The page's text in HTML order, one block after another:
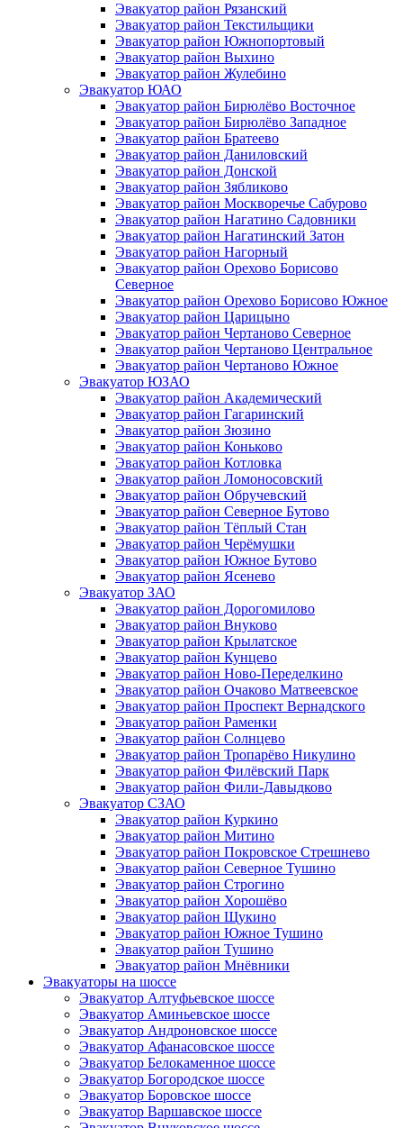
Эвакуатор район Рязанский
Эвакуатор район Текстильщики
Эвакуатор район Южнопортовый
Эвакуатор район Выхино
Эвакуатор район Жулебино
Эвакуатор ЮАО
Эвакуатор район Бирюлёво Восточное
Эвакуатор район Бирюлёво Западное
Эвакуатор район Братеево
Эвакуатор район Даниловский
Эвакуатор район Донской
Эвакуатор район Зябликово
Эвакуатор район Москворечье Сабурово
Эвакуатор район Нагатино Cадовники
Эвакуатор район Нагатинский Затон
Эвакуатор район Нагорный
Эвакуатор район Орехово Борисово
Северное
Эвакуатор район Орехово Борисово Южное
Эвакуатор район Царицыно
Эвакуатор район Чертаново Северное
Эвакуатор район Чертаново Центральное
Эвакуатор район Чертаново Южное
Эвакуатор ЮЗАО
Эвакуатор район Академический
Эвакуатор район Гагаринский
Эвакуатор район Зюзино
Эвакуатор район Коньково
Эвакуатор район Котловка
Эвакуатор район Ломоносовский
Эвакуатор район Обручевский
Эвакуатор район Северное Бутово
Эвакуатор район Тёплый Стан
Эвакуатор район Черёмушки
Эвакуатор район Южное Бутово
Эвакуатор район Ясенево
Эвакуатор ЗАО
Эвакуатор район Дорогомилово
Эвакуатор район Внуково
Эвакуатор район Крылатское
Эвакуатор район Кунцево
Эвакуатор район Ново-Переделкино
Эвакуатор район Очаково Матвеевское
Эвакуатор район Проспект Вернадского
Эвакуатор район Раменки
Эвакуатор район Солнцево
Эвакуатор район Тропарёво Никулино
Эвакуатор район Филёвский Парк
Эвакуатор район Фили-Давыдково
Эвакуатор СЗАО
Эвакуатор район Куркино
Эвакуатор район Митино
Эвакуатор район Покровское Стрешнево
Эвакуатор район Северное Тушино
Эвакуатор район Строгино
Эвакуатор район Хорошёво
Эвакуатор район Щукино
Эвакуатор район Южное Тушино
Эвакуатор район Тушино
Эвакуатор район Мнёвники
Эвакуаторы на шоссе
Эвакуатор Алтуфьевское шоссе
Эвакуатор Аминьевское шоссе
Эвакуатор Андроновское шоссе
Эвакуатор Афанасовское шоссе
Эвакуатор Белокаменное шоссе
Эвакуатор Богородское шоссе
Эвакуатор Боровское шоссе
Эвакуатор Варшавское шоссе